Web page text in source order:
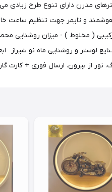
نوع لوسترهای مدرن دارای تنوع طرح زیادی
قابل تنظیم می باشد. دارای ریموت کنترل هوشمند و تایمر جهت
( مخلوط ) - میزان روشنایی
بی قید و شرط کلیه لوازم برقی و 10 سال خدمات پس از فروش. صنایع لوستر و روشنایی ماه نو